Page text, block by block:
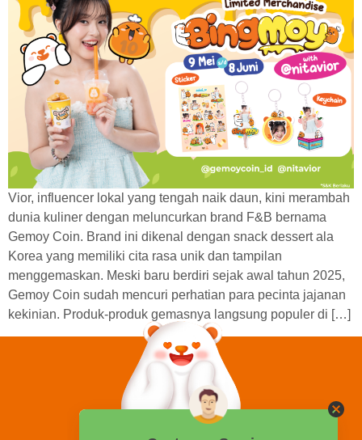
Vior, influencer lokal yang tengah naik daun, kini merambah
dunia kuliner dengan meluncurkan brand F&B bernama
Gemoy Coin. Brand ini dikenal dengan snack dessert ala
Korea yang memiliki cita rasa unik dan tampilan
menggemaskan. Meski baru berdiri sejak awal tahun 2025,
Gemoy Coin sudah mencuri perhatian para pecinta jajanan
kekinian. Produk-produk gemasnya langsung populer di […]